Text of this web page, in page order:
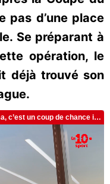
pas d’une place
Se préparant à
opération, le
déjà trouvé son